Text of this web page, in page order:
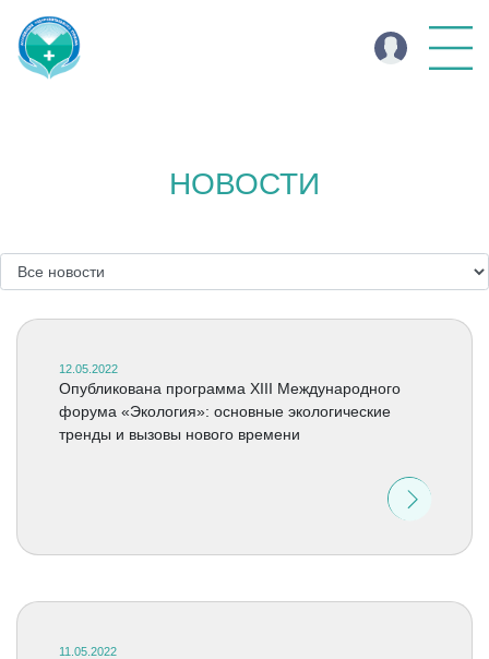
НОВОСТИ
12.05.2022
Опубликована программа XIII Международного
форума «Экология»: основные экологические
тренды и вызовы нового времени
11.05.2022